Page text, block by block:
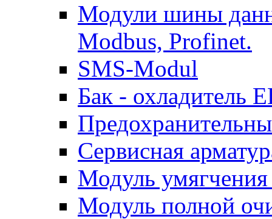
Модули шины
Modbus, Profinet.
SMS-Modul
Бак - охладитель
Сервисная
Модуль
Модуль полной